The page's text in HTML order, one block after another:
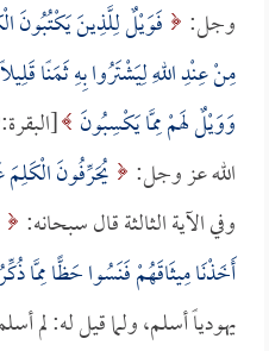
وجل:
فَوَيْلٌ لِلَّذِينَ يَكْتُبُونَ
مِنْ عِنْدِ اللهِ لِيَشْتَرُوا بِهِ ثَمَنًا
وَوَيْلٌ لَهمْ مِمَّا يَكْسِبُونَ
الله عز وجل:
يُحَرِّفُونَ
وفي الآية الثالثة قال سبحانه:
أَخَذْنَا مِيثَاقَهُمْ فَنَسُوا حَظًّا مِمَّا
يهودياً أسلم، ولما قيل له: لم